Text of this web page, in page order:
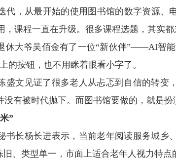
代，从最开始的使用图书馆的数字资源、
，课程一直在升级。很多课程选题，其实
休大爷吴佰金有了一位“新伙伴”——AI智
的按钮，也不用眯着眼看小字了。
盛文见证了很多老人从忐忑到自信的转变
有被时代抛下。而图书馆要做的，就是扮
”
书长杨长进表示，当前老年阅读服务城乡
旧、类型单一，市面上适合老年人视力特